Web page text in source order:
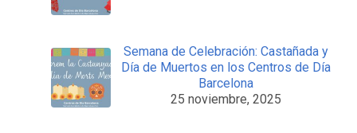
Semana de Celebración: Castañada y
Día de Muertos en los Centros de Día
Barcelona
25 noviembre, 2025